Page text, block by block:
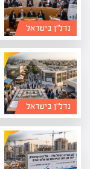
נדל”ן בישראל
נדל”ן בישראל